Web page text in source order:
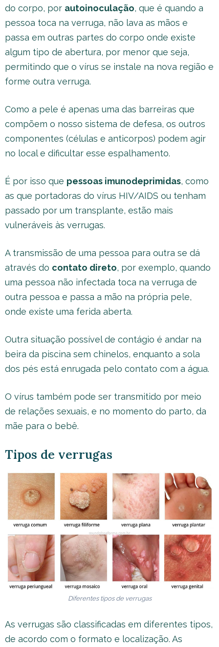
do corpo, por autoinoculação, que é quando a
pessoa toca na verruga, não lava as mãos e
passa em outras partes do corpo onde existe
algum tipo de abertura, por menor que seja,
permitindo que o vírus se instale na nova região e
forme outra verruga.
Como a pele é apenas uma das barreiras que
compõem o nosso sistema de defesa, os outros
componentes (células e anticorpos) podem agir
no local e dificultar esse espalhamento.
É por isso que pessoas imunodeprimidas, como
as que portadoras do vírus HIV/AIDS ou tenham
passado por um transplante, estão mais
vulneráveis às verrugas.
A transmissão de uma pessoa para outra se dá
através do contato direto, por exemplo, quando
uma pessoa não infectada toca na verruga de
outra pessoa e passa a mão na própria pele,
onde existe uma ferida aberta.
Outra situação possível de contágio é andar na
beira da piscina sem chinelos, enquanto a sola
dos pés está enrugada pelo contato com a água.
O vírus também pode ser transmitido por meio
de relações sexuais, e no momento do parto, da
mãe para o bebê.
Tipos de verrugas
Diferentes tipos de verrugas
As verrugas são classificadas em diferentes tipos,
de acordo com o formato e localização. As